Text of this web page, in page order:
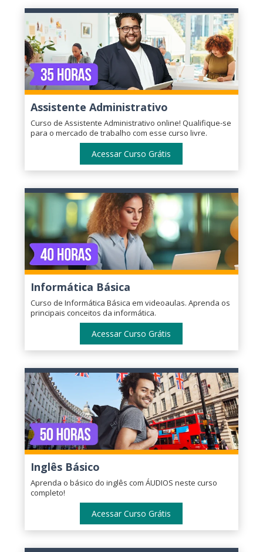
Assistente Administrativo
Curso de Assistente Administrativo online! Qualifique-se
para o mercado de trabalho com esse curso livre.
Acessar Curso Grátis
Informática Básica
Curso de Informática Básica em videoaulas. Aprenda os
principais conceitos da informática.
Acessar Curso Grátis
Inglês Básico
Aprenda o básico do inglês com ÁUDIOS neste curso
completo!
Acessar Curso Grátis